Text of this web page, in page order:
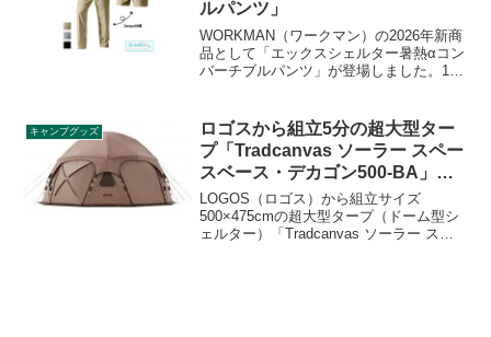
ビューします。
ルパンツ」
WORKMAN（ワークマン）の2026年新商
品として「エックスシェルター暑熱αコン
バーチブルパンツ」が登場しました。16
採用したパンツで、ロングパンツからシ
ョートパンツに切り替えられる2WAY仕様
です。詳細をレビューします。
キャンプグッズ
ロゴスから組立5分の超大型ター
プ「Tradcanvas ソーラー スペー
スベース・デカゴン500-BA」登
場LOGOS（ロゴス）から組立サイズ
500×475cmの超大型タープ（ドーム型シ
ェルター）「Tradcanvas ソーラー スペ